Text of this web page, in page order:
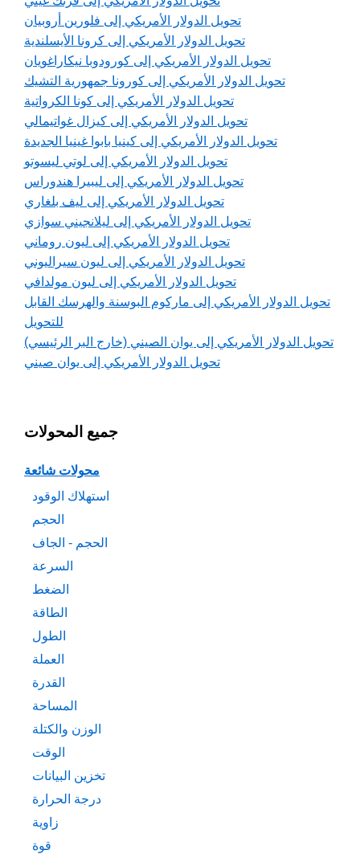
تحويل الدولار الأمريكي إلى فلورين أروبيان
تحويل الدولار الأمريكي إلى كرونا الأيسلندية
تحويل الدولار الأمريكي إلى كورودوبا نيكاراغويان
تحويل الدولار الأمريكي إلى كورونا جمهورية التشيك
تحويل الدولار الأمريكي إلى كونا الكرواتية
تحويل الدولار الأمريكي إلى كيزال غواتيمالي
تحويل الدولار الأمريكي إلى كينيا بابوا غينيا الجديدة
تحويل الدولار الأمريكي إلى لوتي ليسوتو
تحويل الدولار الأمريكي إلى ليبيرا هندوراس
تحويل الدولار الأمريكي إلى ليف بلغاري
تحويل الدولار الأمريكي إلى ليلانجيني سوازي
تحويل الدولار الأمريكي إلى ليون روماني
تحويل الدولار الأمريكي إلى ليون سيراليوني
تحويل الدولار الأمريكي إلى ليون مولدافي
تحويل الدولار الأمريكي إلى ماركوم البوسنة والهرسك القابل
للتحويل
تحويل الدولار الأمريكي إلى يوان الصيني (خارج البر الرئيسي)
تحويل الدولار الأمريكي إلى يوان صيني
جميع المحولات
محولات شائعة
استهلاك الوقود
الحجم
الحجم - الجاف
السرعة
الضغط
الطاقة
الطول
العملة
القدرة
المساحة
الوزن والكتلة
الوقت
تخزين البيانات
درجة الحرارة
زاوية
قوة